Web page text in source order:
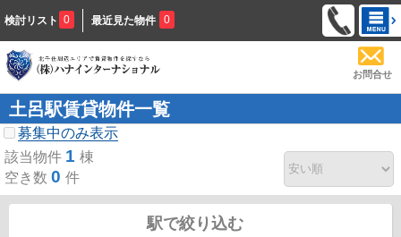
検討リスト 0 最近見た物件 0
お問合せ
土呂駅賃貸物件一覧
募集中のみ表示
該当物件 1 棟
空き数 0 件
駅で絞り込む